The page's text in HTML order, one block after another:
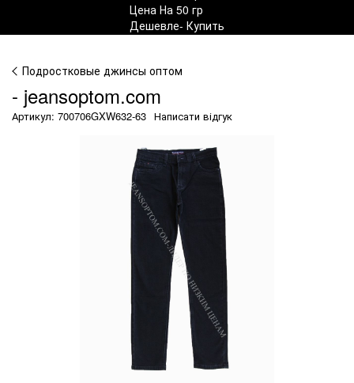
Подростковые джинсы оптом
- jeansoptom.com
Артикул: 700706GXW632-63 Написати відгук